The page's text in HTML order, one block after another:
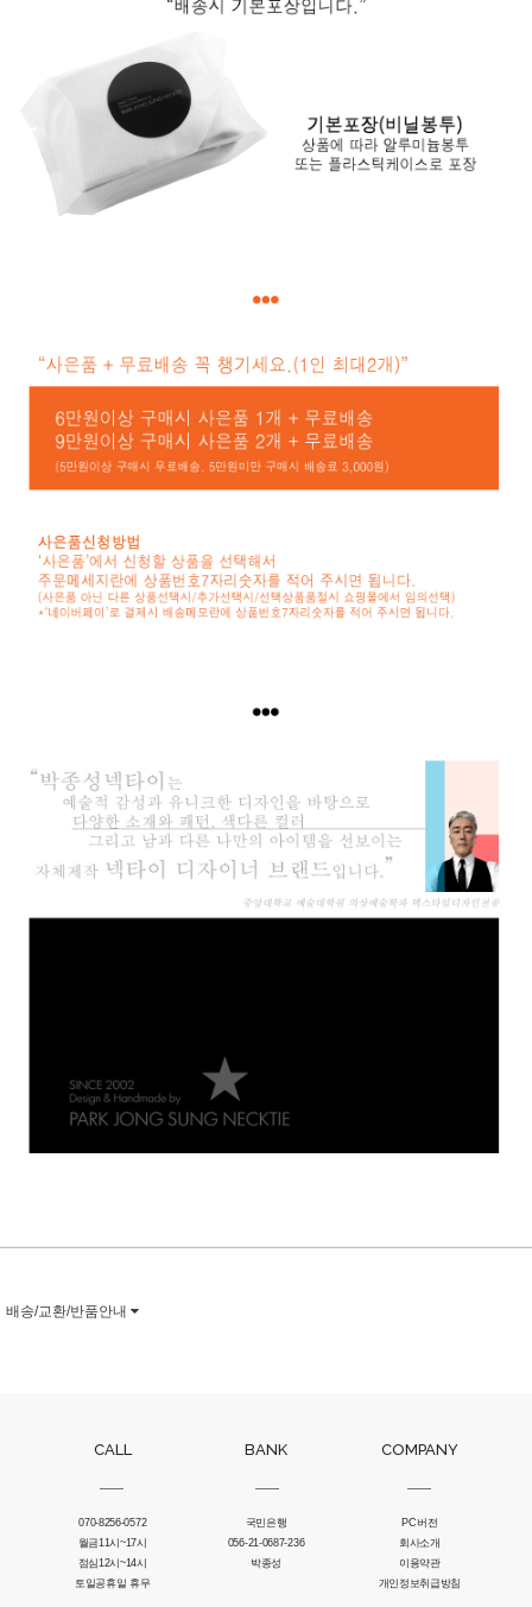
배송/교환/반품안내
CALL
070-8256-0572
월금11시~17시
점심12시~14시
토일공휴일 휴무
BANK
국민은행
056-21-0687-236
박종성
COMPANY
PC버전
회사소개
이용약관
개인정보취급방침